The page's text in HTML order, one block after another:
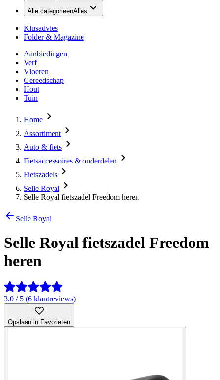
Alle categorieënAlles
Klusadvies
Folder & Magazine
Aanbiedingen
Verf
Vloeren
Gereedschap
Hout
Tuin
Home
Assortiment
Auto & fiets
Fietsaccessoires & onderdelen
Fietszadels
Selle Royal
Selle Royal fietszadel Freedom heren
Selle Royal
Selle Royal fietszadel Freedom
heren
3.0 / 5 (6 klantreviews)
Opslaan in Favorieten